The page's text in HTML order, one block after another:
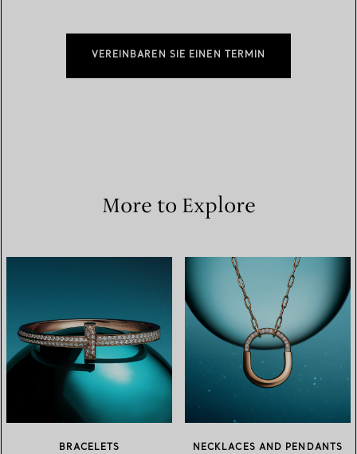
VEREINBAREN SIE EINEN TERMIN
More to Explore
BRACELETS NECKLACES AND PENDANTS